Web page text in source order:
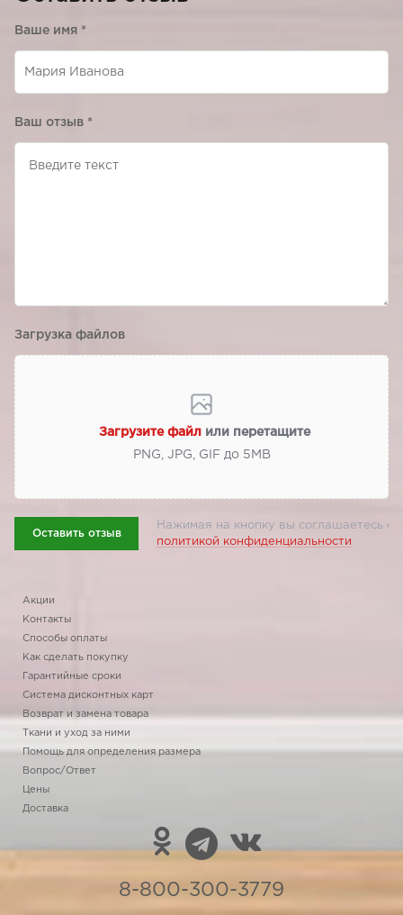
Ваше имя *
Ваш отзыв *
Загрузка файлов
Загрузите файл или перетащите
PNG, JPG, GIF до 5МВ
Оставить отзыв
Нажимая на кнопку вы соглашаетесь с
политикой конфиденциальности
Акции
Контакты
Способы оплаты
Как сделать покупку
Гарантийные сроки
Система дисконтных карт
Возврат и замена товара
Ткани и уход за ними
Помощь для определения размера
Вопрос/Ответ
Цены
Доставка
8-800-300-3779